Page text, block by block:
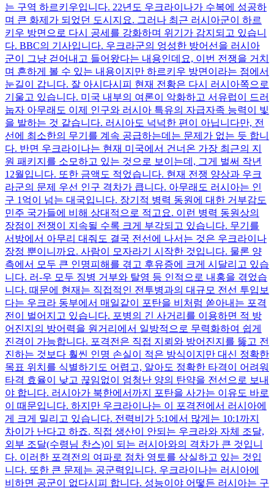
는 구역 하르키우입니다. 22년도 우크라이나가 수복에 성공하
며 큰 화제가 되었던 도시지요. 그러나 최근 러시아군이 하르
키우 방면으로 다시 공세를 강화하며 위기가 감지되고 있습니
다. BBC의 기사입니다. 우크라군의 엉성한 방어선을 러시아
군이 그냥 걷어내고 들어왔다는 내용인데요, 이번 전쟁을 거치
며 흔하게 볼 수 있는 내용이지만 하르키우 방면이라는 점에서
눈길이 갑니다. 잘 아시다시피 현재 전황은 다시 러시아쪽으로
기울고 있습니다. 미국 내부의 여론이 악화하고 서유럽이 드러
눕자 아무래도 이제 인구와 러시아 특유의 자급자족 능력이 빛
을 발하는 것 같습니다. 러시아도 넉넉한 편이 아닙니다만, 전
선에 최소한의 무기를 계속 공급하는데는 문제가 없는 듯 합니
다. 반면 우크라이나는 현재 미국에서 건너온 가장 최근의 지
원 패키지를 소모하고 있는 것으로 보이는데, 그게 벌써 작년
12월입니다. 또한 금액도 적었습니다. 현재 전쟁 양상과 우크
라군의 문제 우선 인구 격차가 큽니다. 아무래도 러시아는 인
구 1억이 넘는 대국입니다. 장기적 병력 동원에 대한 거부감도
민주 국가들에 비해 상대적으로 적고요. 이런 병력 동원상의
장점이 전쟁이 지속될 수록 크게 부각되고 있습니다. 무기를
서방에서 아무리 대줘도 결국 전선에 나서는 것은 우크라이나
장정 뿐이니까요. 사람이 모자라기 시작한 것입니다. 물론 양
측에서 모두 큰 인명피해를 겪고 후유증에 크게 시달리고 있습
니다. 러-우 모두 징병 거부와 탈영 등 인적으로 내홍을 겪었습
니다. 때문에 현재는 직접적인 전투병과의 대규모 전선 투입보
다는 우크라 동부에서 매일같이 포탄을 비처럼 쏟아내는 포격
전이 벌어지고 있습니다. 포병의 긴 사거리를 이용하면 적 방
어진지의 방어력을 원거리에서 일방적으로 무력화하여 쉽게
진격이 가능합니다. 포격전은 직접 지뢰와 방어진지를 뚫고 전
진하는 것보다 훨씬 인명 손실이 적은 방식이지만 대신 정확한
목표 위치를 식별하기도 어렵고, 알아도 정확한 타격이 어려워
타격 효율이 낮고 끊임없이 엄청난 양의 탄약을 전선으로 보내
야 합니다. 러시아가 북한에서까지 포탄을 사가는 이유도 바로
이 때문입니다. 하지만 우크라이나는 이 포격전에서 러시아에
게 크게 밀리고 있습니다. 전력비가 5:1에서 많게는 10:1까지
차이가 난다고 하죠. 직접 생산이 안되는 우크라와 자체 조달,
외부 조달(수령님 찬스)이 되는 러시아와의 격차가 큰 것입니
다. 이러한 포격전의 여파로 점차 영토를 상실하고 있는 것입
니다. 또한 큰 문제는 공군력입니다. 우크라이나는 러시아에
비하면 공군이 없다시피 합니다. 성능이야 어떻든 러시아는 구